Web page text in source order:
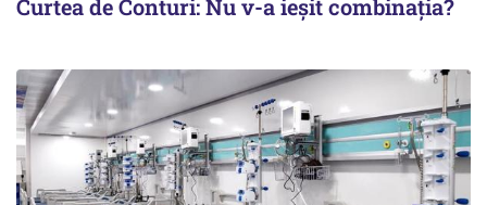
Curtea de Conturi: Nu v-a ieșit combinația?